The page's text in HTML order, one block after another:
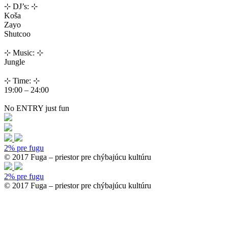
⊹ DJ’s: ⊹
Koša
Zayo
Shutcoo
⊹ Music: ⊹
Jungle
⊹ Time: ⊹
19:00 – 24:00
No ENTRY just fun
2% pre fugu
© 2017 Fuga – priestor pre chýbajúcu kultúru
2% pre fugu
© 2017 Fuga – priestor pre chýbajúcu kultúru